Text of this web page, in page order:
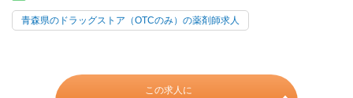
青森県のドラッグストア（OTCのみ）の薬剤師求人
この求人に